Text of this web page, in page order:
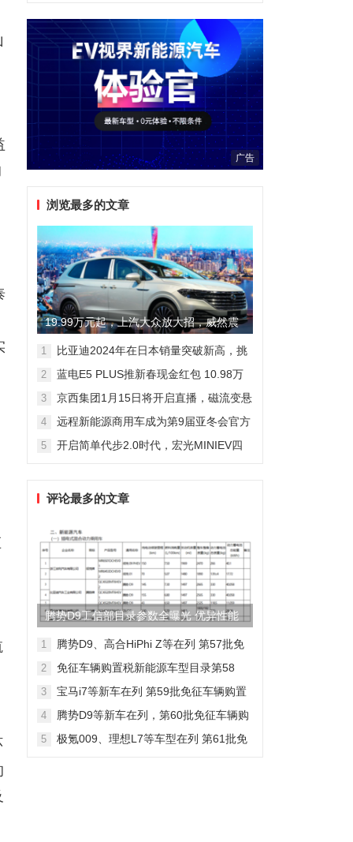
广告
浏览最多的文章
19.99万元起，上汽大众放大招，威然震
撼全场
1
比亚迪2024年在日本销量突破新高，挑
2
蓝电E5 PLUS推新春现金红包 10.98万
3
京西集团1月15日将开启直播，磁流变悬
4
远程新能源商用车成为第9届亚冬会官方
线
5
开启简单代步2.0时代，宏光MINIEV四
评论最多的文章
腾势D9工信部目录参数全曝光 优异性能
得以印证
1
腾势D9、高合HiPhi Z等在列 第57批免
2
免征车辆购置税新能源车型目录第58
3
宝马i7等新车在列 第59批免征车辆购置
4
腾势D9等新车在列，第60批免征车辆购
5
极氪009、理想L7等车型在列 第61批免